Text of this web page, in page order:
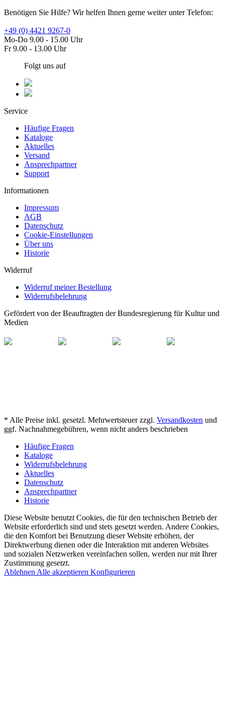
Benötigen Sie Hilfe? Wir helfen Ihnen gerne weiter unter Telefon:
+49 (0) 4421 9267-0
Mo-Do 9.00 - 15.00 Uhr
Fr 9.00 - 13.00 Uhr
Folgt uns auf
Service
Häufige Fragen
Kataloge
Aktuelles
Versand
Ansprechpartner
Support
Informationen
Impressum
AGB
Datenschutz
Cookie-Einstellungen
Über uns
Historie
Widerruf
Widerruf meiner Bestellung
Widerrufsbelehrung
Gefördert von der Beauftragten der Bundesregierung für Kultur und
Medien
* Alle Preise inkl. gesetzl. Mehrwertsteuer zzgl. Versandkosten und
ggf. Nachnahmegebühren, wenn nicht anders beschrieben
Häufige Fragen
Kataloge
Widerrufsbelehrung
Aktuelles
Datenschutz
Ansprechpartner
Historie
Diese Website benutzt Cookies, die für den technischen Betrieb der
Website erforderlich sind und stets gesetzt werden. Andere Cookies,
die den Komfort bei Benutzung dieser Website erhöhen, der
Direktwerbung dienen oder die Interaktion mit anderen Websites
und sozialen Netzwerken vereinfachen sollen, werden nur mit Ihrer
Zustimmung gesetzt.
Ablehnen Alle akzeptieren Konfigurieren